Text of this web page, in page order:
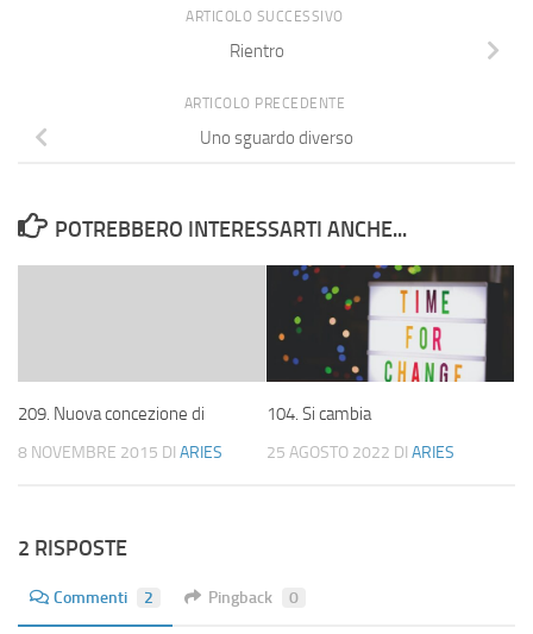
ARTICOLO SUCCESSIVO
Rientro
ARTICOLO PRECEDENTE
Uno sguardo diverso
POTREBBERO INTERESSARTI ANCHE...
209. Nuova concezione di
8 NOVEMBRE 2015 DI ARIES
104. Si cambia
25 AGOSTO 2022 DI ARIES
2 RISPOSTE
Commenti 2 Pingback 0